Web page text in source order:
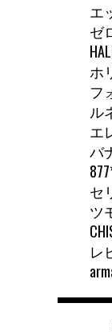
エ
ゼ
ホ
フ
ル
エ
バ
セ
ツ
レ